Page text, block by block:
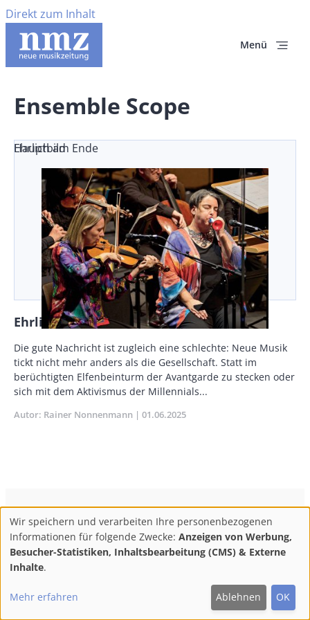
Direkt zum Inhalt
Menü
Ensemble Scope
Ehrlich am Ende
Hauptbild
Ehrlich am Ende
Vorspann
/
Teaser
Die gute Nachricht ist zugleich eine schlechte: Neue Musik
tickt nicht mehr anders als die Gesellschaft. Statt im
berüchtigten Elfenbeinturm der Avantgarde zu stecken oder
sich mit dem Aktivismus der Millennials...
Autor Rainer Nonnenmann Publikationsdatum
01.06.2025
Footer
ConBrio Kulturmedienhaus AGB
Datenschutz
Impressum
Info & Kontakt
Abo kündigen / Widerruf der Bestellung
Use
of
personal
data
and
Wir speichern und verarbeiten Ihre personenbezogenen
Informationen für folgende Zwecke: Anzeigen von Werbung,
Besucher-Statistiken, Inhaltsbearbeitung (CMS) & Externe
Inhalte.
Mehr erfahren Ablehnen OK